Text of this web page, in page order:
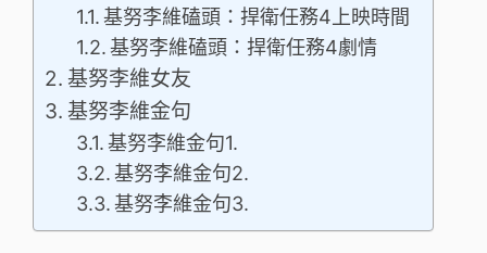
基努李維磕頭：捍衛任務4上映時間
基努李維磕頭：捍衛任務4劇情
基努李維女友
基努李維金句
基努李維金句1.
基努李維金句2.
基努李維金句3.